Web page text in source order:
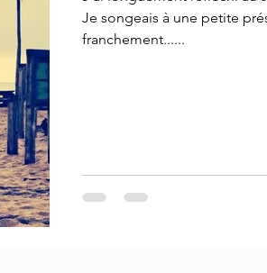
Je songeais à une petite
franchement......